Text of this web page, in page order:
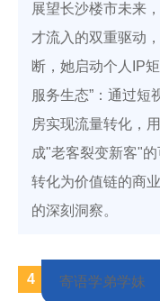
展望长沙楼市未来
才流入的双重驱动
断，她启动个人IP
服务生态”：通过短
房实现流量转化，
成"老客裂变新客"
转化为价值链的商
的深刻洞察。
4 寄语学弟学妹